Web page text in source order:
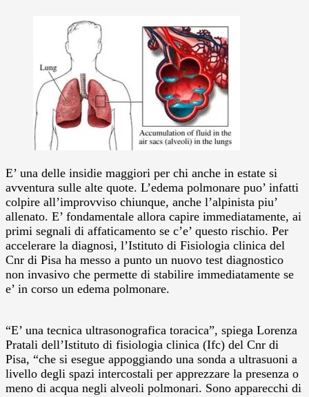
E’ una delle insidie maggiori per chi anche in estate si
avventura sulle alte quote. L’edema polmonare puo’ infatti
colpire all’improvviso chiunque, anche l’alpinista piu’
allenato. E’ fondamentale allora capire immediatamente, ai
primi segnali di affaticamento se c’e’ questo rischio. Per
accelerare la diagnosi, l’Istituto di Fisiologia clinica del
Cnr di Pisa ha messo a punto un nuovo test diagnostico
non invasivo che permette di stabilire immediatamente se
e’ in corso un edema polmonare.
“E’ una tecnica ultrasonografica toracica”, spiega Lorenza
Pratali dell’Istituto di fisiologia clinica (Ifc) del Cnr di
Pisa, “che si esegue appoggiando una sonda a ultrasuoni a
livello degli spazi intercostali per apprezzare la presenza o
meno di acqua negli alveoli polmonari. Sono apparecchi di